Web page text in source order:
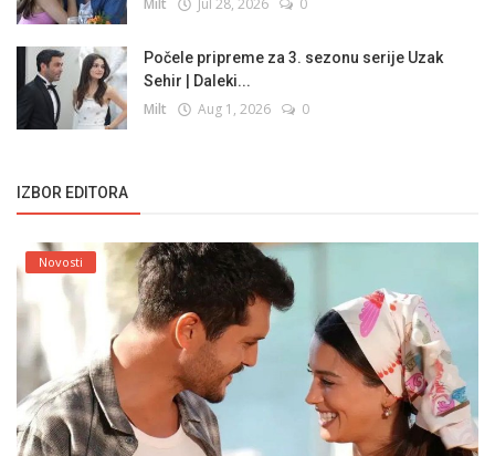
Počele pripreme za 3. sezonu serije Uzak
Sehir | Daleki...
Milt Aug 1, 2026 0
IZBOR EDITORA
Novosti